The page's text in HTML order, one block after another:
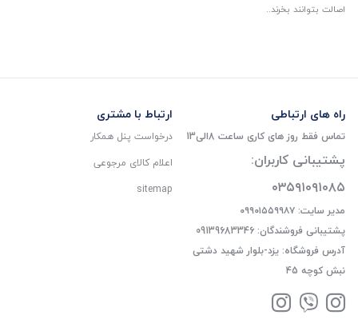
اصالت بتوانند بخرند..
راه های ارتباطی
تماس فقط روز های کاری ساعت 8الی13
پشتیبانی کاربران:
۰۳۵۹۱۰۹۱۰۸۵
مدیر سایت: ۰۹۹۰۱۵۵۹۹۸۷
پشتیبانی فروشندگان: 09139683346
آدرس فروشگاه: یزد-بلوار شهید دشتی
نبش کوچه 45
ارتباط با مشتری
درخواست پنل همکار
اعلام کالای مرجوعی
sitemap